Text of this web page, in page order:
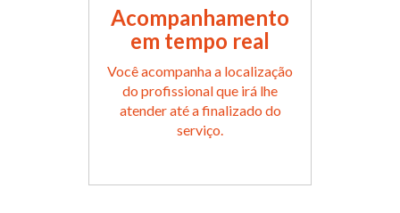
Acompanhamento
em tempo real
Você acompanha a localização
do profissional que irá lhe
atender até a finalizado do
serviço.